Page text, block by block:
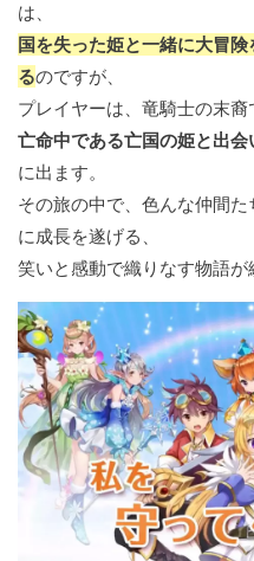
は、
国を失った姫と一緒に大冒
るのですが、
プレイヤーは、竜騎士の末裔
亡命中である亡国の姫と出
に出ます。
その旅の中で、色んな仲間
に成長を遂げる、
笑いと感動で織りなす物語が